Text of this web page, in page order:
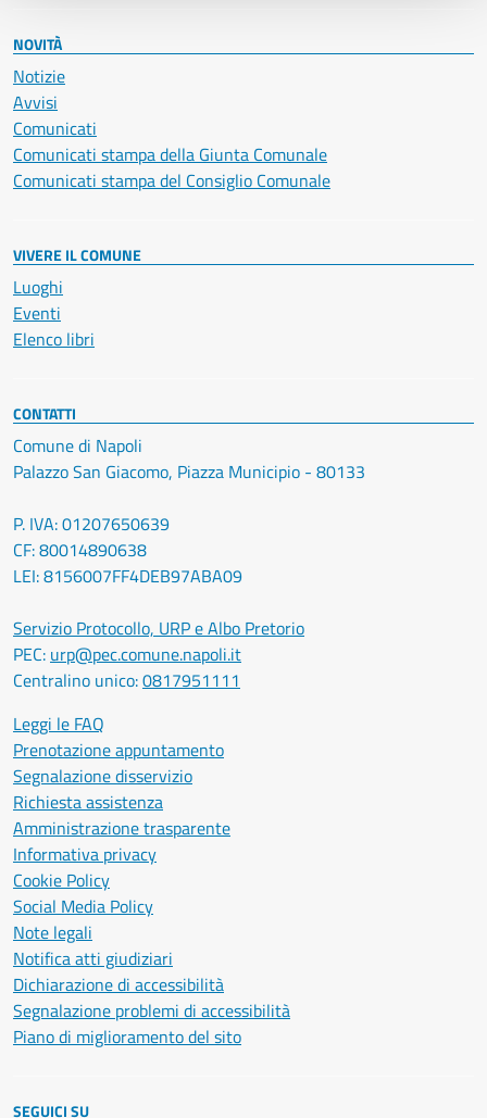
NOVITÀ
Notizie
Avvisi
Comunicati
Comunicati stampa della Giunta Comunale
Comunicati stampa del Consiglio Comunale
VIVERE IL COMUNE
Luoghi
Eventi
Elenco libri
CONTATTI
Comune di Napoli
Palazzo San Giacomo, Piazza Municipio - 80133
P. IVA: 01207650639
CF: 80014890638
LEI: 8156007FF4DEB97ABA09
Servizio Protocollo, URP e Albo Pretorio
PEC: urp@pec.comune.napoli.it
Centralino unico:0817951111
Leggi le FAQ
Prenotazione appuntamento
Segnalazione disservizio
Richiesta assistenza
Amministrazione trasparente
Informativa privacy
Cookie Policy
Social Media Policy
Note legali
Notifica atti giudiziari
Dichiarazione di accessibilità
Segnalazione problemi di accessibilità
Piano di miglioramento del sito
SEGUICI SU